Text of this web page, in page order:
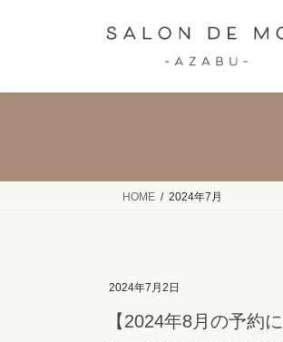
ツ
ッ
シ
移
HOME 2024年7月
2024年7月2日
【2024年8月の予約